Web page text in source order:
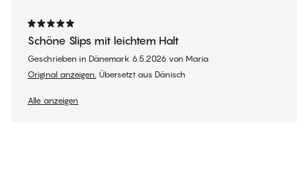
Schöne Slips mit leichtem Halt
Geschrieben in Dänemark 6.5.2026 von Maria
Original anzeigen. Übersetzt aus Dänisch
Alle anzeigen